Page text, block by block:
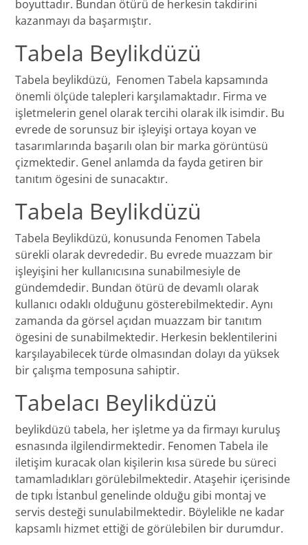
boyuttadır. Bundan ötürü de herkesin takdirini
kazanmayı da başarmıştır.
Tabela Beylikdüzü
Tabela beylikdüzü, Fenomen Tabela kapsamında
önemli ölçüde talepleri karşılamaktadır. Firma ve
işletmelerin genel olarak tercihi olarak ilk isimdir. Bu
evrede de sorunsuz bir işleyişi ortaya koyan ve
tasarımlarında başarılı olan bir marka görüntüsü
çizmektedir. Genel anlamda da fayda getiren bir
tanıtım ögesini de sunacaktır.
Tabela Beylikdüzü
Tabela Beylikdüzü, konusunda Fenomen Tabela
sürekli olarak devrededir. Bu evrede muazzam bir
işleyişini her kullanıcısına sunabilmesiyle de
gündemdedir. Bundan ötürü de devamlı olarak
kullanıcı odaklı olduğunu gösterebilmektedir. Aynı
zamanda da görsel açıdan muazzam bir tanıtım
ögesini de sunabilmektedir. Herkesin beklentilerini
karşılayabilecek türde olmasından dolayı da yüksek
bir çalışma temposuna sahiptir.
Tabelacı Beylikdüzü
beylikdüzü tabela, her işletme ya da firmayı kuruluş
esnasında ilgilendirmektedir. Fenomen Tabela ile
iletişim kuracak olan kişilerin kısa sürede bu süreci
tamamladıkları görülebilmektedir. Ataşehir içerisinde
de tıpkı İstanbul genelinde olduğu gibi montaj ve
servis desteği sunulabilmektedir. Böylelikle ne kadar
kapsamlı hizmet ettiği de görülebilen bir durumdur.